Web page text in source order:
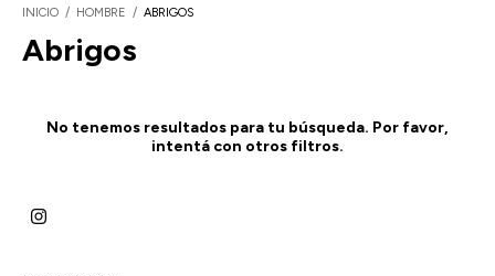
INICIO / HOMBRE / ABRIGOS
Abrigos
No tenemos resultados para tu búsqueda. Por favor,
intentá con otros filtros.